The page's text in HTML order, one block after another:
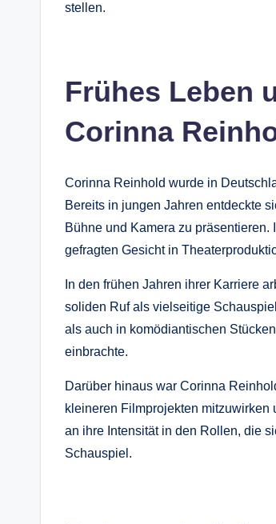
stellen.
Frühes Leben
Corinna
Corinna Reinhold wurde in
Bereits in jungen Jahren entdeckte
Bühne und Kamera zu
gefragten Gesicht in
In den frühen Jahren ihrer Karriere
soliden Ruf als vielseitige
als auch in komödiantischen
einbrachte.
Darüber hinaus war Corinna
kleineren Filmprojekten
an ihre Intensität in den Rollen, die
Schauspiel.